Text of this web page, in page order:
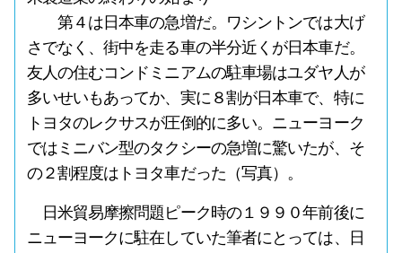
第４は日本車の急増だ。ワシントンでは大げ
さでなく、街中を走る車の半分近くが日本車だ。
友人の住むコンドミニアムの駐車場はユダヤ人が
多いせいもあってか、実に８割が日本車で、特に
トヨタのレクサスが圧倒的に多い。ニューヨーク
ではミニバン型のタクシーの急増に驚いたが、そ
の２割程度はトヨタ車だった（写真）。
日米貿易摩擦問題ピーク時の１９９０年前後に
ニューヨークに駐在していた筆者にとっては、日